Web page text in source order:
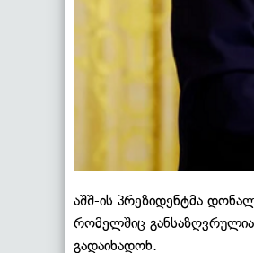
აშშ-ის პრეზიდენტმა
რომელშიც
გადაიხადონ.